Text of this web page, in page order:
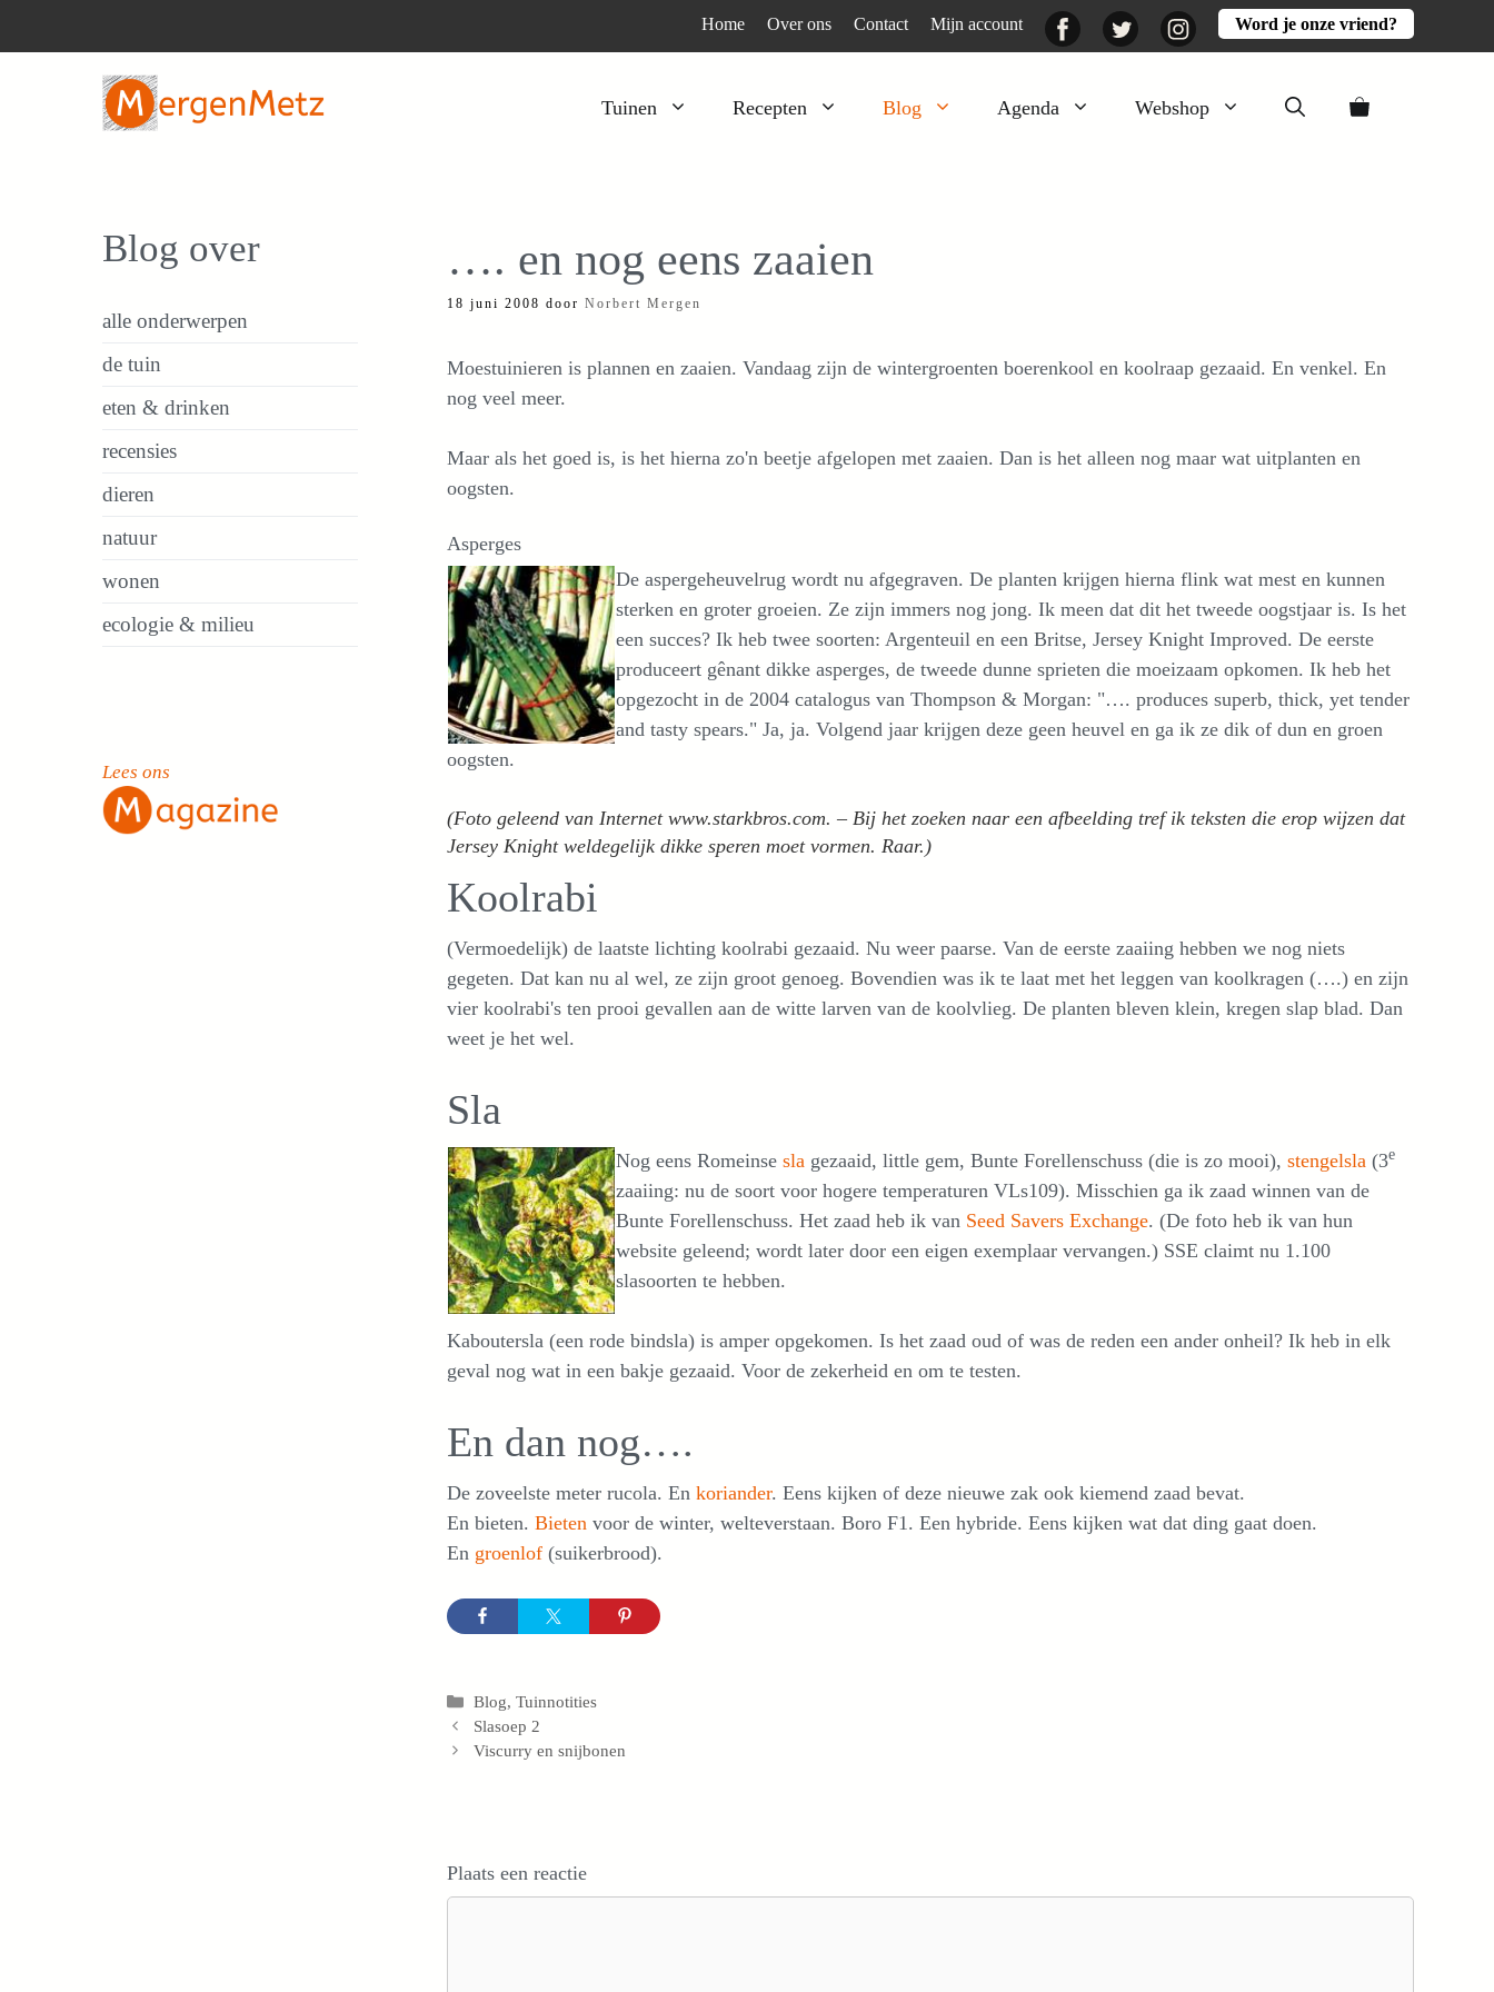
Home Over ons Contact Mijn account FacebookTwitter InstagramWord je onze vriend?
Tuinen Recepten Blog Agenda Webshop
Kruiden
Moestuin
Peulgroenten
…. en nog eens zaaien
18 juni 2008 door Norbert Mergen
Moestuinieren is plannen en zaaien. Vandaag zijn de wintergroenten boerenkool en koolraap gezaaid. En venkel. En
nog veel meer.
Maar als het goed is, is het hierna zo'n beetje afgelopen met zaaien. Dan is het alleen nog maar wat uitplanten en
oogsten.
Asperges
De aspergeheuvelrug wordt nu afgegraven. De planten krijgen hierna flink wat mest en kunnen
sterken en groter groeien. Ze zijn immers nog jong. Ik meen dat dit het tweede oogstjaar is. Is het
een succes? Ik heb twee soorten: Argenteuil en een Britse, Jersey Knight Improved. De eerste
produceert gênant dikke asperges, de tweede dunne sprieten die moeizaam opkomen. Ik heb het
opgezocht in de 2004 catalogus van Thompson & Morgan: "…. produces superb, thick, yet tender
and tasty spears." Ja, ja. Volgend jaar krijgen deze geen heuvel en ga ik ze dik of dun en groen
oogsten.
(Foto geleend van Internet www.starkbros.com. – Bij het zoeken naar een afbeelding tref ik teksten die erop wijzen dat
Jersey Knight weldegelijk dikke speren moet vormen. Raar.)
Koolrabi
(Vermoedelijk) de laatste lichting koolrabi gezaaid. Nu weer paarse. Van de eerste zaaiing hebben we nog niets
gegeten. Dat kan nu al wel, ze zijn groot genoeg. Bovendien was ik te laat met het leggen van koolkragen (….) en zijn
vier koolrabi's ten prooi gevallen aan de witte larven van de koolvlieg. De planten bleven klein, kregen slap blad. Dan
weet je het wel.
Sla
Nog eens Romeinse sla gezaaid, little gem, Bunte Forellenschuss (die is zo mooi), stengelsla (3e
zaaiing: nu de soort voor hogere temperaturen VLs109). Misschien ga ik zaad winnen van de
Bunte Forellenschuss. Het zaad heb ik van Seed Savers Exchange. (De foto heb ik van hun
website geleend; wordt later door een eigen exemplaar vervangen.) SSE claimt nu 1.100
slasoorten te hebben.
Kaboutersla (een rode bindsla) is amper opgekomen. Is het zaad oud of was de reden een ander onheil? Ik heb in elk
geval nog wat in een bakje gezaaid. Voor de zekerheid en om te testen.
En dan nog….
De zoveelste meter rucola. En koriander. Eens kijken of deze nieuwe zak ook kiemend zaad bevat.
En bieten. Bieten voor de winter, welteverstaan. Boro F1. Een hybride. Eens kijken wat dat ding gaat doen.
En groenlof (suikerbrood).
Categorieën
Blog,Tuinnotities
Slasoep 2
Viscurry en snijbonen
Plaats een reactie
Blog over
alle onderwerpen
de tuin
eten & drinken
recensies
dieren
natuur
wonen
ecologie & milieu
Lees ons